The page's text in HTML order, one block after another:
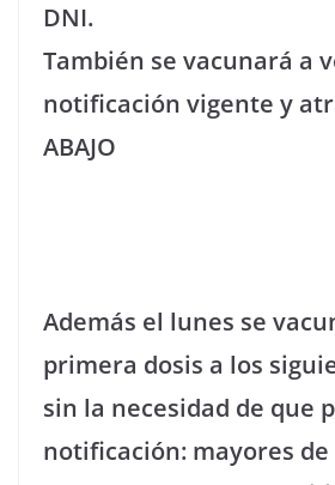
DNI.
También se vacunará a
notificación vigente y
ABAJO
Además el lunes se
primera dosis a los
sin la necesidad de que
notificación: mayores de